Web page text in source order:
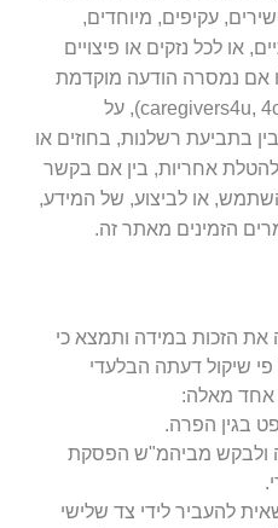
עקיפים, מיוחדים,
או לכל נזקים או פיצויים
אם נמסרה הודעה מוקדמת
לאתר 4 הורינו (caregivers4u, 4caregivers), על
בתביעת רשלנות, בחוזים או
אחריות, בין אם בקשר
או לביצוע, של המידע,
הזמינים מאתר זה.
הזכות במידה ותמצא כי
פי שיקול דעתה הבלעדי
אחד מאלה:
בגין הפרה.
ולבקש מביהמ"ש הפסקת
להעביר לידי צד שלישי